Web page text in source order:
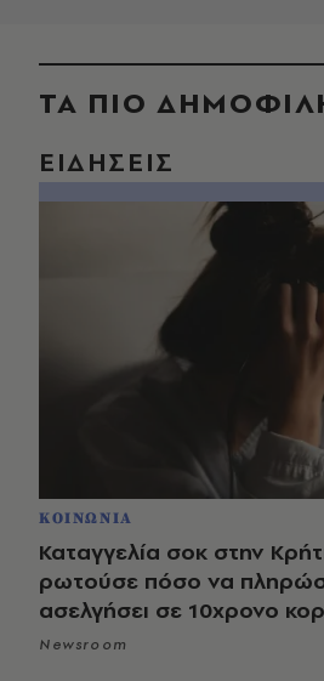
ΤΑ ΠΙΟ
ΕΙΔΗΣΕΙΣ
ΚΟΙΝΩΝΙΑ
Καταγγελία σοκ στην
ρωτούσε πόσο να
ασελγήσει σε 10χρονο
Newsroom